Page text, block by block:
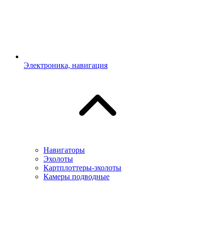
Электроника, навигация
Навигаторы
Эхолоты
Картплоттеры-эхолоты
Камеры подводные